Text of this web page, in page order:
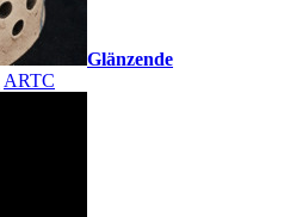
Glänzende
ARTC